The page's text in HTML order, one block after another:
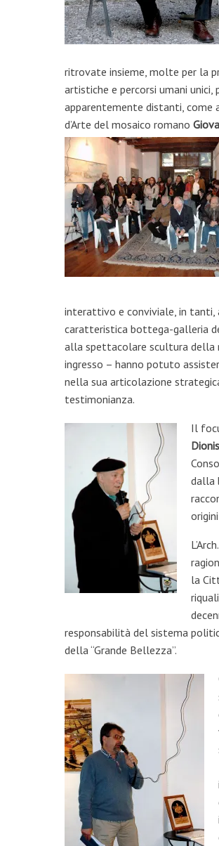
ritrovate insieme, molte per la
artistiche e percorsi umani unici,
apparentemente distanti, come
d’Arte del mosaico romano
interattivo e conviviale, in tanti,
caratteristica bottega-galleria
alla spettacolare scultura della
ingresso – hanno potuto
nella sua articolazione
testimonianza.
Il
dalla
L’Arch.
la
responsabilità del sistema
della “Grande Bellezza”.